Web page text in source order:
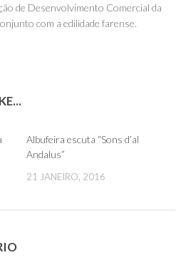
de Desenvolvimento Comercial da
com a edilidade farense.
Albufeira escuta “Sons d’al
Andalus”
21 JANEIRO, 2016